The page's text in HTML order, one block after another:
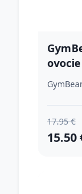
ovocie
17.95 €
15.50